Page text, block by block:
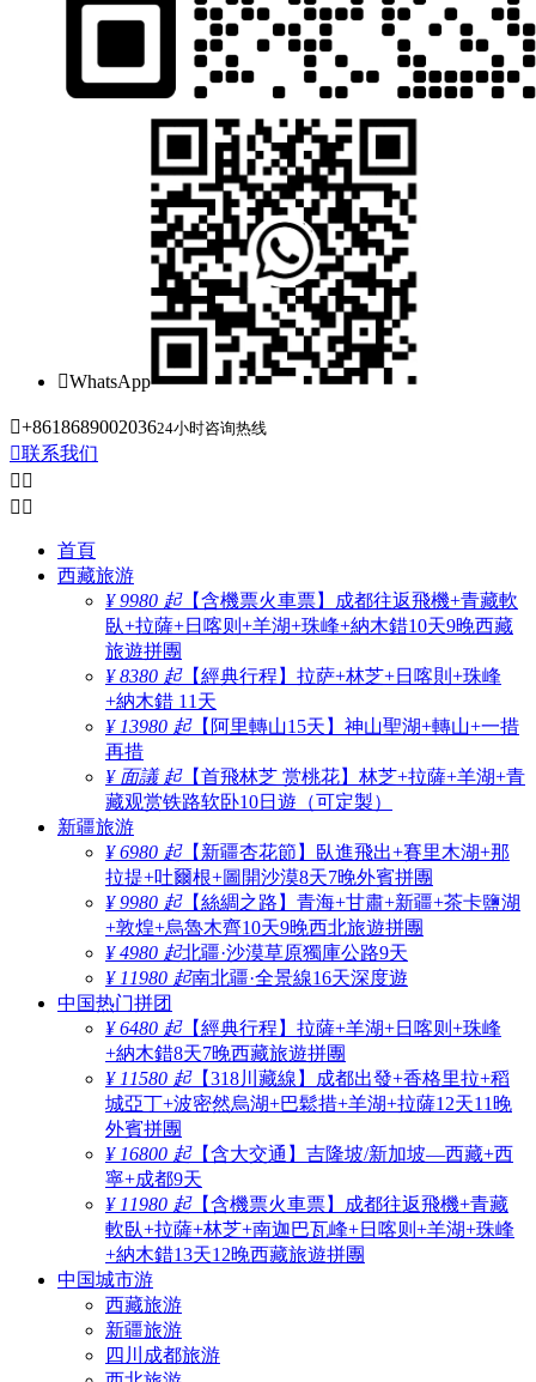
WhatsApp
+861868900203624小时咨询热线
联系我们
 
 
首頁
西藏旅游
¥ 9980 起【含機票火車票】成都往返飛機+青藏軟
臥+拉薩+日喀则+羊湖+珠峰+納木錯10天9晚西藏
旅遊拼團
¥ 8380 起【經典行程】拉萨+林芝+日喀則+珠峰
+納木錯 11天
¥ 13980 起【阿里轉山15天】神山聖湖+轉山+一措
再措
¥ 面議 起【首飛林芝 赏桃花】林芝+拉薩+羊湖+青
藏观赏铁路软卧10日遊（可定製）
新疆旅游
¥ 6980 起【新疆杏花節】臥進飛出+賽里木湖+那
拉提+吐爾根+圖開沙漠8天7晚外賓拼團
¥ 9980 起【絲綢之路】青海+甘肅+新疆+茶卡鹽湖
+敦煌+烏魯木齊10天9晚西北旅遊拼團
¥ 4980 起北疆·沙漠草原獨庫公路9天
¥ 11980 起南北疆·全景線16天深度遊
中国热门拼团
¥ 6480 起【經典行程】拉薩+羊湖+日喀则+珠峰
+納木錯8天7晚西藏旅遊拼團
¥ 11580 起【318川藏線】成都出發+香格里拉+稻
城亞丁+波密然烏湖+巴鬆措+羊湖+拉薩12天11晚
外賓拼團
¥ 16800 起【含大交通】吉隆坡/新加坡—西藏+西
寧+成都9天
¥ 11980 起【含機票火車票】成都往返飛機+青藏
軟臥+拉薩+林芝+南迦巴瓦峰+日喀则+羊湖+珠峰
+納木錯13天12晚西藏旅遊拼團
中国城市游
西藏旅游
新疆旅游
四川成都旅游